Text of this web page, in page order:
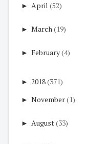
► April (52)
► March(19)
► February(4)
► 2018(371)
► November(1)
► August(33)